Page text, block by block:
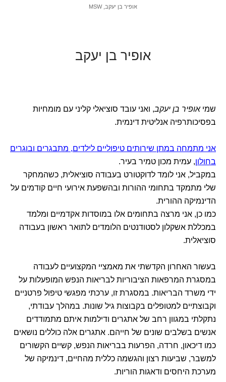
אופיר בן יעקב, MSW
אופיר בן יעקב
שמיאופיר בן יעקב, ואני עובד סוציאלי קליני עם מומחיות
בפסיכותרפיה אנליטית דינמית.
אני מתמחה במתן שירותים טיפוליים לילדים, מתבגרים ובוגרים
בחולון, עמית מכון טמיר בעיר.
במקביל, אני לומד לדוקטורט בעבודה סוציאלית, כשהמחקר
שלי מתמקד בתחומי ההורות ובהשפעת אירועי חיים קודמים על
הדינמיקה ההורית.
כמו כן, אני מרצה בתחומים אלו במוסדות אקדמיים ומלמד
במכללת אשקלון לסטודנטים הלומדים לתואר ראשון בעבודה
סוציאלית.
בעשור האחרון הקדשתי את מאמציי המקצועיים לעבודה
במסגרת המרפאות הציבוריות לבריאות הנפש המופעלות על
ידי משרד הבריאות. במסגרת זו, ערכתי מפגשי טיפול פרטניים
וקבוצתיים למטופלים בקבוצות גיל שונות. במהלך עבודתי,
נתקלתי במגוון רחב של אתגרים ודילמות איתם מתמודדים
אנשים בשלבים שונים של חייהם. אתגרים אלה כוללים נושאים
כמו דיכאון, חרדה, הפרעות בבריאות הנפש, קשיים הקשורים
למשבר, שביעות רצון והגשמה כללית מהחיים, דינמיקה של
מערכת היחסים ודאגות הוריות.